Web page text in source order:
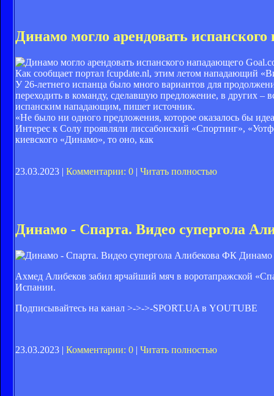
Динамо могло арендовать
Как сообщает портал fcupdate.nl, этим летом нападающий
У 26-летнего испанца было много вариантов для
переходить в команду, сделавшую предложение, в других –
испанским нападающим, пишет источник.
«Не было ни одного предложения, которое оказалось бы
Интерес к Солу проявляли лиссабонский «Спортинг»,
киевского «Динамо», то оно, как
23.03.2023 | Комментарии: 0 | Читать полностью
Динамо - Спарта. Видео супергола
ФК Динамо
Ахмед Алибеков забил ярчайший мяч в воротапражской
Испании.
Подписывайтесь на канал >->->-SPORT.UA в YOUTUBE
23.03.2023 | Комментарии: 0 | Читать полностью